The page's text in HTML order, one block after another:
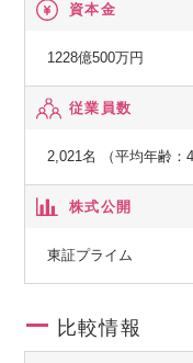
資本金
1228億500万円
従業員数
2,021名 （平均年齢：
株式公開
東証プライム
比較情報